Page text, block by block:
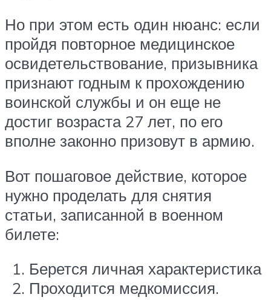
Но при этом есть один нюанс: если
пройдя повторное медицинское
освидетельствование, призывника
признают годным к прохождению
воинской службы и он еще не
достиг возраста 27 лет, по его
вполне законно призовут в армию.
Вот пошаговое действие, которое
нужно проделать для снятия
статьи, записанной в военном
билете:
Берется личная характеристика
Проходится медкомиссия.